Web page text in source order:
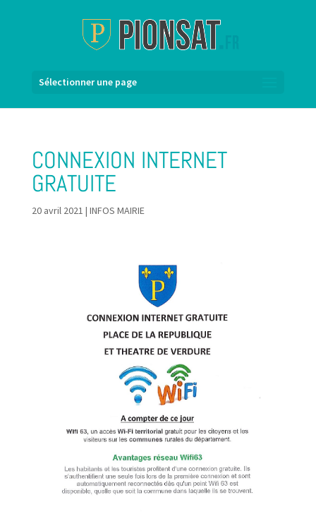
Sélectionner une page
CONNEXION INTERNET
GRATUITE
20 avril 2021 | INFOS MAIRIE